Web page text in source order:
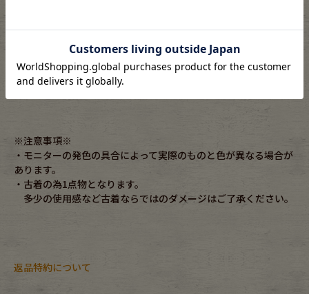
コンディション：B
※コンディションについて
※注意事項※
・モニターの発色の具合によって実際のものと色が異なる場合が
あります。
・古着の為1点物となります。
多少の使用感など古着ならではのダメージはご了承ください。
返品特約について